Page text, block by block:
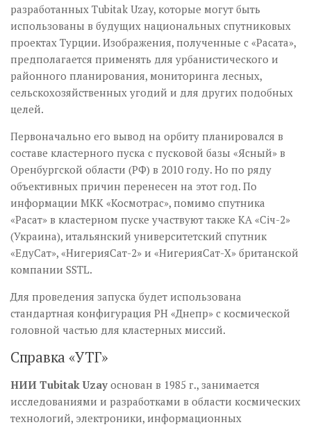
разработанных Tubitak Uzay, которые могут быть
использованы в будущих национальных спутниковых
проектах Турции. Изображения, полученные с «Расата»,
предполагается применять для урбанистического и
районного планирования, мониторинга лесных,
сельскохозяйственных угодий и для других подобных
целей.
Первоначально его вывод на орбиту планировался в
составе кластерного пуска с пусковой базы «Ясный» в
Оренбургской области (РФ) в 2010 году. Но по ряду
объективных причин перенесен на этот год. По
информации МКК «Космотрас», помимо спутника
«Расат» в кластерном пуске участвуют также КА «Січ-2»
(Украина), итальянский университетский спутник
«ЕдуСат», «Нигерия­Сат-2» и «НигерияСат-Х» британской
компании SSTL.
Для проведения запуска будет использована
стандартная конфигурация РН «Днепр» с космической
головной частью для кластерных миссий.
Справка «УТГ»
НИИ Tubitak Uzay основан в 1985 г., занимается
исследованиями и разработками в области космических
технологий, электроники, информационных